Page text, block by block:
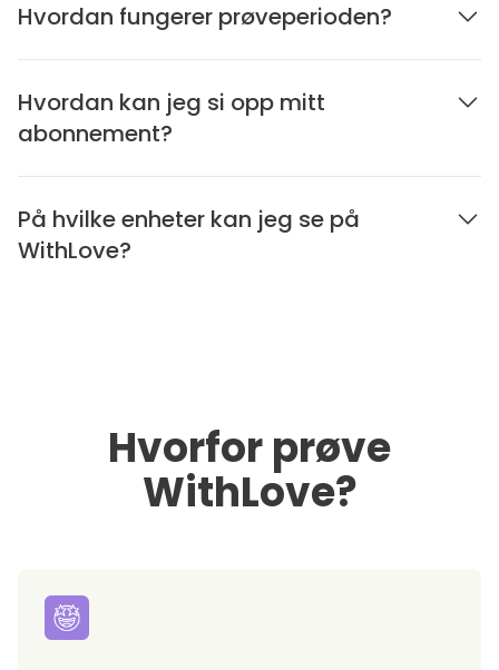
Hvordan fungerer prøveperioden?
Hvordan kan jeg si opp mitt
abonnement?
På hvilke enheter kan jeg se på
WithLove?
Hvorfor prøve
WithLove?